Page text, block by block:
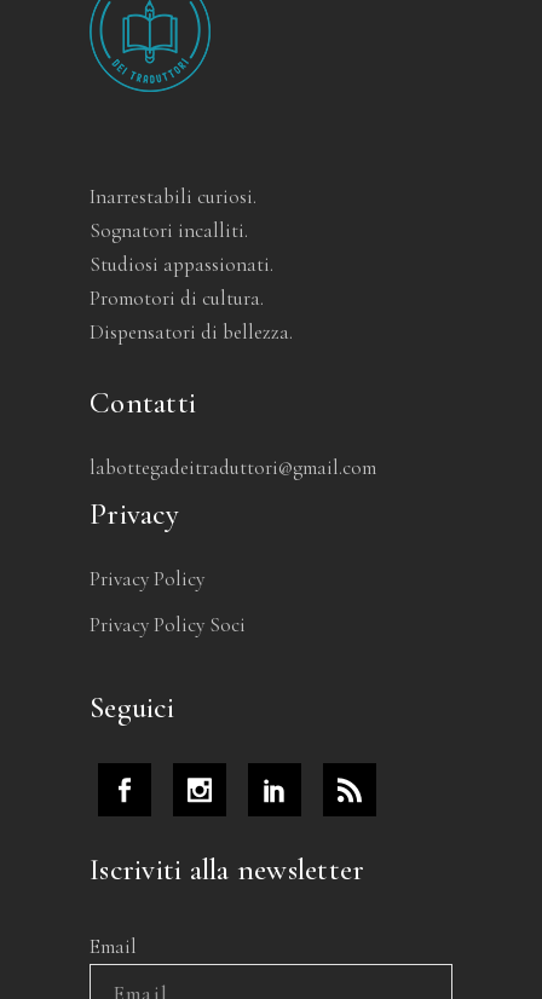
Inarrestabili curiosi.
Sognatori incalliti.
Studiosi appassionati.
Promotori di cultura.
Dispensatori di bellezza.
Contatti
labottegadeitraduttori@gmail.com
Privacy
Privacy Policy
Privacy Policy Soci
Seguici
Iscriviti alla newsletter
Email